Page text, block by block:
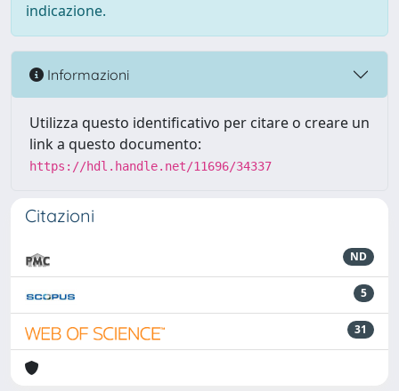
indicazione.
Informazioni
Utilizza questo identificativo per citare o creare un
link a questo documento:
https://hdl.handle.net/11696/34337
Citazioni
ND
5
31